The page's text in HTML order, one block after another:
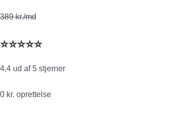
389 kr./md
⭐⭐⭐⭐⭐
4,4 ud af 5 stjerner
0 kr. oprettelse